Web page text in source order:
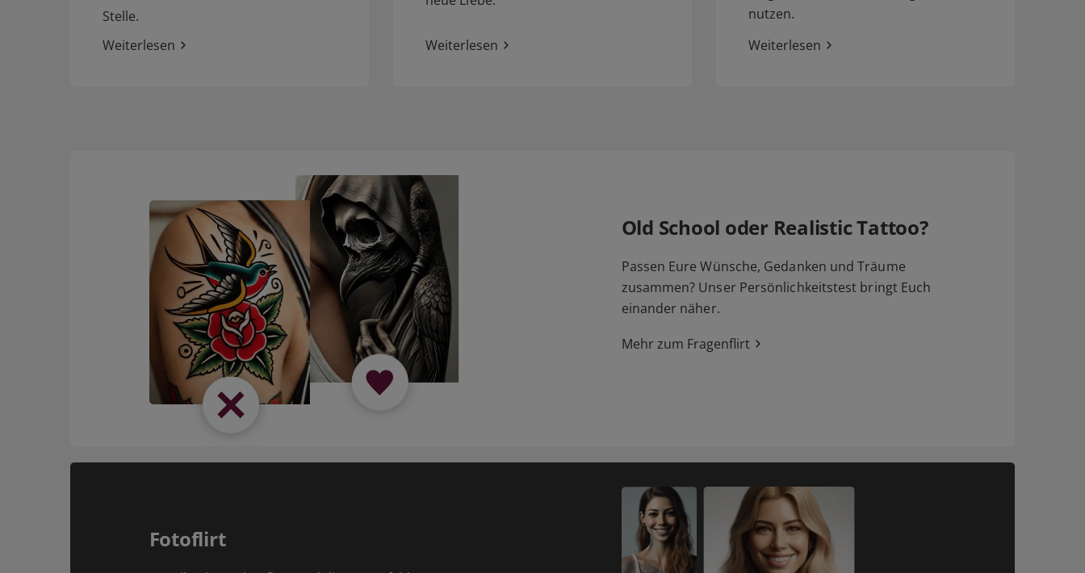
Stelle.
Weiterlesen
Weiterlesen
nutzen.
Weiterlesen
Old School oder Realistic Tattoo?
Passen Eure Wünsche, Gedanken und Träume
zusammen? Unser Persönlichkeitstest bringt Euch
einander näher.
Mehr zum Fragenflirt
Fotoflirt